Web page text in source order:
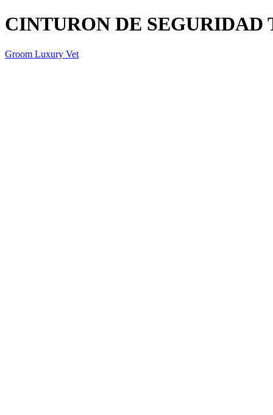
CINTURON DE SEGURIDAD
Groom Luxury Vet